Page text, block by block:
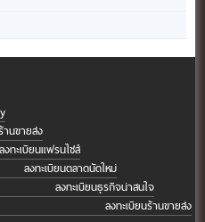
นขายส่ง
ลงทะเบียนแฟรนไชส์
ลงทะเบียนตลาดนัดใหม่
ลงทะเบียนธุรกิจน่าสนใจ
ลงทะเบียนร้านขายส่ง